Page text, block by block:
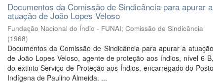
Documentos da Comissão de Sindicância para apurar a
atuação de João Lopes Veloso
Fundação Nacional do Índio - FUNAI; Comissão de Sindicância
(1968)
Documentos da Comissão de Sindicância para apurar a atuação
de João Lopes Veloso, agente de proteção aos índios, nível 6 B,
do extinto Serviço de Proteção aos Índios, encarregado do Posto
Indígena de Paulino Almeida. ...